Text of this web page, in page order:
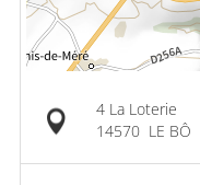
4 La Loterie
14570 LE BÔ